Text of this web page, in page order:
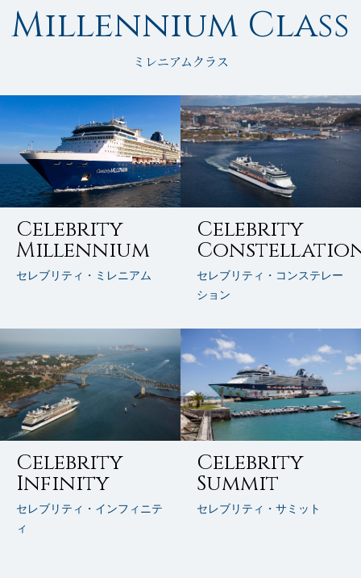
Millennium Class
ミレニアムクラス
Celebrity
Millennium
セレブリティ・ミレニアム
Celebrity
セレブリティ・コンステレー
ション
Celebrity
Infinity
セレブリティ・インフィニテ
ィ
Celebrity
Summit
セレブリティ・サミット